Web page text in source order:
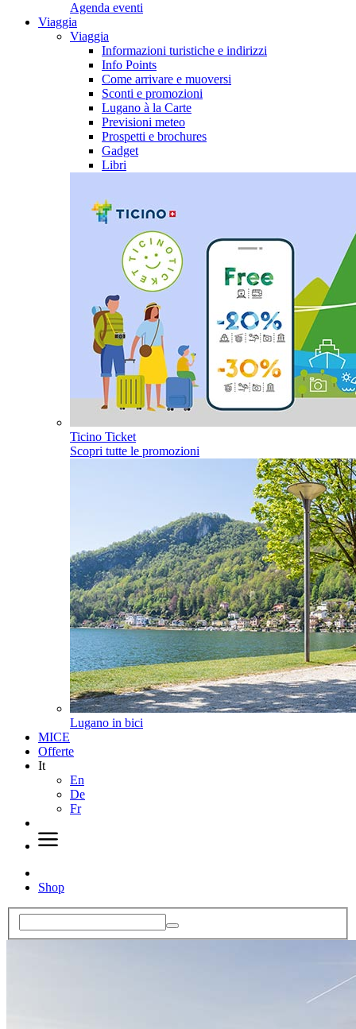
Agenda eventi
Viaggia
Viaggia
Informazioni turistiche e indirizzi
Info Points
Come arrivare e muoversi
Sconti e promozioni
Lugano à la Carte
Previsioni meteo
Prospetti e brochures
Gadget
Libri
Ticino Ticket
Scopri tutte le promozioni
Lugano in bici
MICE
Offerte
It
En
De
Fr
Shop